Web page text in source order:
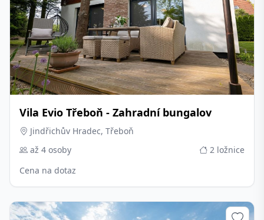
Vila Evio Třeboň - Zahradní bungalov
Jindřichův Hradec, Třeboň
až 4 osoby
2 ložnice
Cena na dotaz